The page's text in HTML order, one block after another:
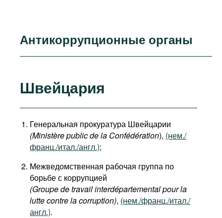
Антикоррупционные органы
Швейцария
Генеральная прокуратура Швейцарии
(Ministère public de la Confédération), (нем./
франц./итал./англ.);
Межведомственная рабочая группа по
борьбе с коррупцией
(Groupe de travail interdépartemental pour la
lutte contre la corruption), (нем./франц./итал./
англ.).